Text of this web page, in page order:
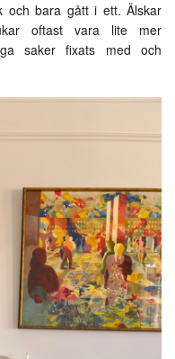
och bara gått i ett. Älskar
oftast vara lite mer
saker fixats med och